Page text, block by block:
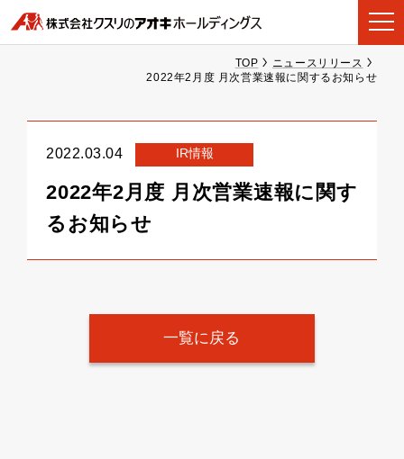
TOP
ニュースリリース
2022年2月度 月次営業速報に関するお知らせ
2022.03.04 IR情報
2022年2月度 月次営業速報に関す
るお知らせ
一覧に戻る